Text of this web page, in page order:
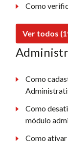
Como
Ver todos
Como
Como
módulo
Como